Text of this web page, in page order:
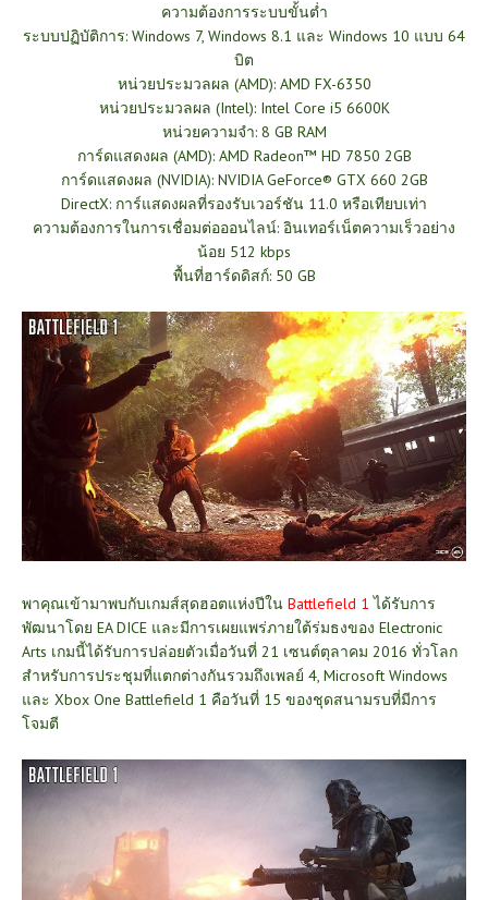
ความต้องการระบบขั้นต่ำ
ระบบปฏิบัติการ: Windows 7, Windows 8.1 และ Windows 10 แบบ 64
บิต
หน่วยประมวลผล (AMD): AMD FX-6350
หน่วยประมวลผล (Intel): Intel Core i5 6600K
หน่วยความจำ: 8 GB RAM
การ์ดแสดงผล (AMD): AMD Radeon™ HD 7850 2GB
การ์ดแสดงผล (NVIDIA): NVIDIA GeForce® GTX 660 2GB
DirectX: การ์แสดงผลที่รองรับเวอร์ชัน 11.0 หรือเทียบเท่า
ความต้องการในการเชื่อมต่อออนไลน์: อินเทอร์เน็ตความเร็วอย่าง
น้อย 512 kbps
พื้นที่ฮาร์ดดิสก์: 50 GB
พาคุณเข้ามาพบกับเกมส์สุดฮอตแห่งปีใน Battlefield 1 ได้รับการ
พัฒนาโดย EA DICE และมีการเผยแพร่ภายใต้ร่มธงของ Electronic
Arts เกมนี้ได้รับการปล่อยตัวเมื่อวันที่ 21 เซนต์ตุลาคม 2016 ทั่วโลก
สำหรับการประชุมที่แตกต่างกันรวมถึงเพลย์ 4, Microsoft Windows
และ Xbox One Battlefield 1 คือวันที่ 15 ของชุดสนามรบที่มีการ
โจมตี